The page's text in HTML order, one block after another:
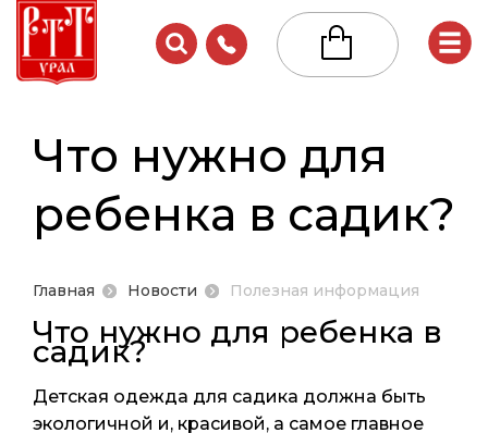
Новинки
Новости
Условия работы
Для
женщин
Брюки,
шорты
Варежки,
перчатки
Для
Для
шорты
Варежки,
Другое
Термобелье
Белье
Все для
Все для
Что нужно для
ребенка в садик?
Главная Новости Полезная информация
Что нужно для ребенка в
садик?
Детская одежда для садика должна быть
экологичной и, красивой, а самое главное